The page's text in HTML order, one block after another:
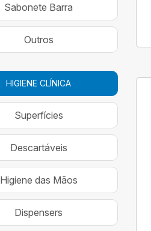
Sabonete Barra
Outros
HIGIENE CLÍNICA
Superfícies
Descartáveis
Higiene das Mãos
Dispensers